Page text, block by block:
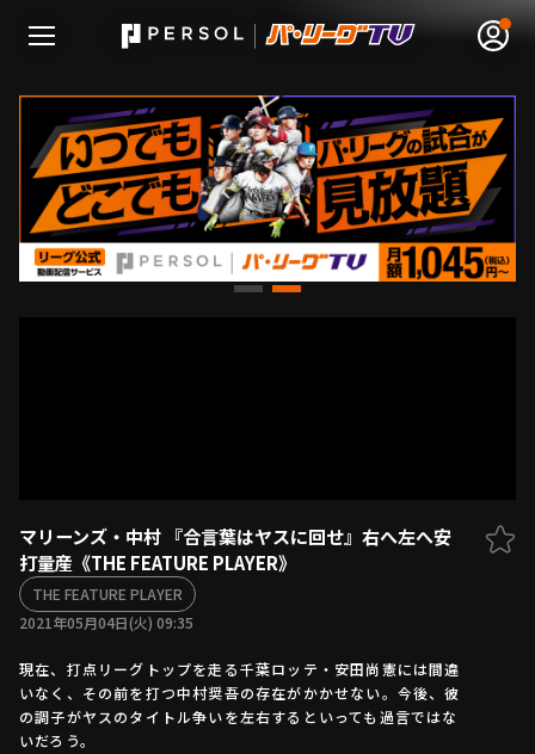
無料アカウント登録 ログイン
HOME
ファーム東地区
ファーム中地区
ファーム西地区
交流戦
選手名鑑
選手名鑑トップ
北海道日本ハムファイターズ
東北楽天ゴールデンイーグルス
埼玉西武ライオンズ
千葉ロッテマリーンズ
オリックス・バファローズ
ニュース
設定
マリーンズ・中村 『合言葉はヤスに回せ』右へ左へ安
打量産《THE FEATURE PLAYER》
THE FEATURE PLAYER
2021年05月04日(火) 09:35
現在、打点リーグトップを走る千葉ロッテ・安田尚憲には間違
いなく、その前を打つ中村奨吾の存在がかかせない。今後、彼
の調子がヤスのタイトル争いを左右するといっても過言ではな
いだろう。